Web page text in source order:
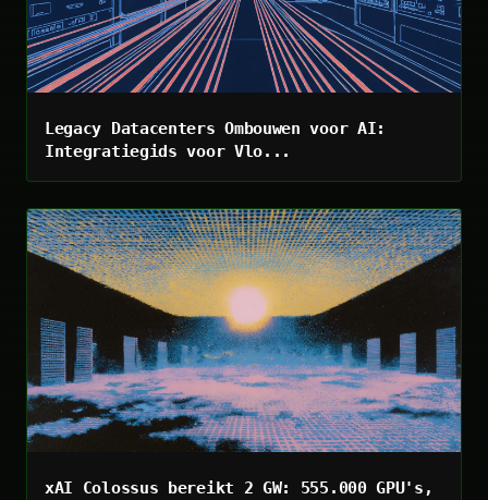
Legacy Datacenters Ombouwen voor AI:
Integratiegids voor Vlo...
xAI Colossus bereikt 2 GW: 555.000 GPU's,